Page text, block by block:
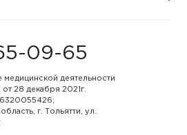
09-65
деятельности
28 декабря 2021г.
г. Тольятти, ул.